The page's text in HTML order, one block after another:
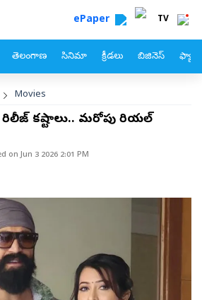
ePaper TV
తెలంగాణ సినిమా క్రీడలు బిజినెస్
Movies
రిలీజ్ కష్టాలు.. మరోవైపు రియల్
onJun 3 2026 2:01 PM